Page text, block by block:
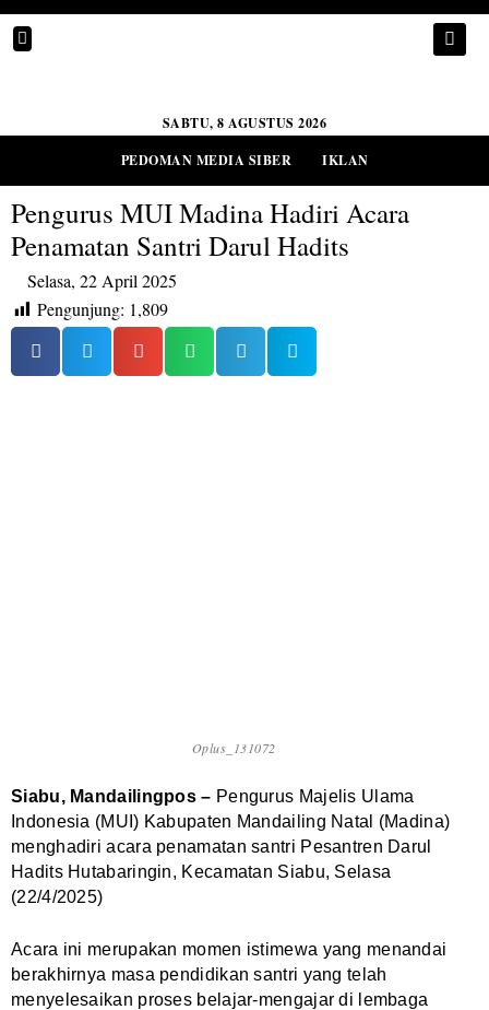
SABTU, 8 AGUSTUS 2026
PEDOMAN MEDIA SIBER
IKLAN
Pengurus MUI Madina Hadiri Acara
Penamatan Santri Darul Hadits
Selasa, 22 April 2025
Pengunjung: 1,809
Oplus_131072
Siabu, Mandailingpos – Pengurus Majelis Ulama
Indonesia (MUI) Kabupaten Mandailing Natal (Madina)
menghadiri acara penamatan santri Pesantren Darul
Hadits Hutabaringin, Kecamatan Siabu, Selasa
(22/4/2025)
Acara ini merupakan momen istimewa yang menandai
berakhirnya masa pendidikan santri yang telah
menyelesaikan proses belajar-mengajar di lembaga